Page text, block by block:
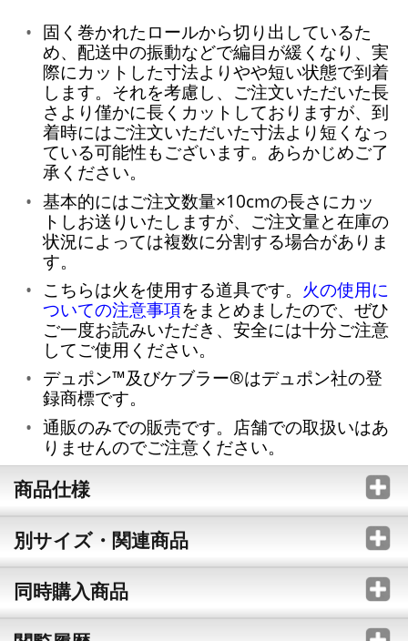
固く巻かれたロールから切り出しているた
め、配送中の振動などで編目が緩くなり、実
際にカットした寸法よりやや短い状態で到着
します。それを考慮し、ご注文いただいた長
さより僅かに長くカットしておりますが、到
着時にはご注文いただいた寸法より短くなっ
ている可能性もございます。あらかじめご了
承ください。
基本的にはご注文数量×10cmの長さにカッ
トしお送りいたしますが、ご注文量と在庫の
状況によっては複数に分割する場合がありま
す。
こちらは火を使用する道具です。 火の使用に
ついての注意事項をまとめましたので、ぜひ
ご一度お読みいただき、安全には十分ご注意
してご使用ください。
デュポン™及びケブラー®はデュポン社の登
録商標です。
通販のみでの販売です。店舗での取扱いはあ
りませんのでご注意ください。
商品仕様
別サイズ・関連商品
同時購入商品